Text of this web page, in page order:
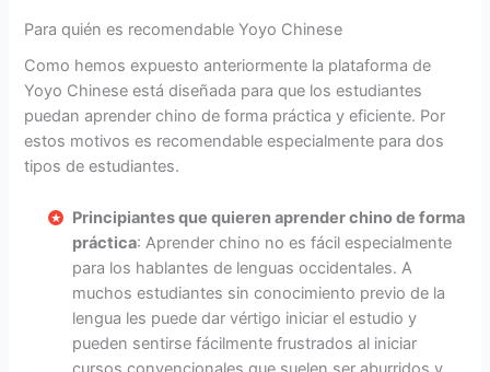
Para quién es recomendable Yoyo Chinese
Como hemos expuesto anteriormente la plataforma de
Yoyo Chinese está diseñada para que los estudiantes
puedan aprender chino de forma práctica y eficiente. Por
estos motivos es recomendable especialmente para dos
tipos de estudiantes.
Principiantes que quieren aprender chino de forma
práctica: Aprender chino no es fácil especialmente
para los hablantes de lenguas occidentales. A
muchos estudiantes sin conocimiento previo de la
lengua les puede dar vértigo iniciar el estudio y
pueden sentirse fácilmente frustrados al iniciar